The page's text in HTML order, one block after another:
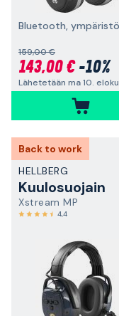
159,00 €
143,00 €-10%
Lähetetään ma 10.
Back to work
HELLBERG
Kuulosuojain
Xstream MP
4,4